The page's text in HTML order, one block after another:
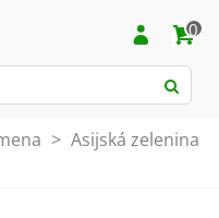
0
> Asijská zelenina